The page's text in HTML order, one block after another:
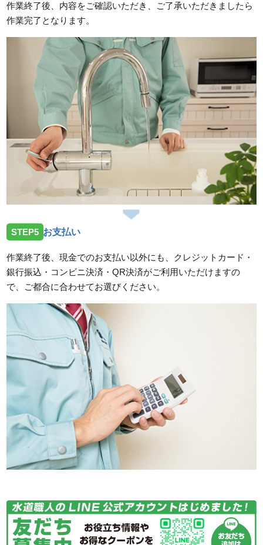
作業終了後、内容をご確認いただき、ご了承いただきましたら
作業完了となります。
STEP5 お支払い
作業終了後、現金でのお支払い以外にも、クレジットカード・
銀行振込・コンビニ決済・QR決済がご利用いただけますの
で、ご都合に合わせてお選びください。